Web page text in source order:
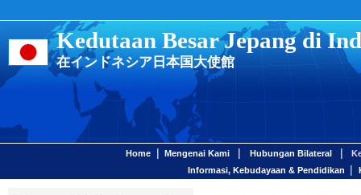
Kedutaan Besar Jepang di
在インドネシア日本国大使館
Home | Mengenai Kami | Hubungan Bilateral |
Informasi, Kebudayaan & Pendidikan
|